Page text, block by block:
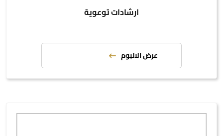
ارشادات توعوية
عرض الالبوم